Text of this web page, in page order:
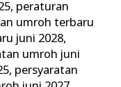
, peraturan
umroh terbaru
juni 2028,
umroh juni
, persyaratan